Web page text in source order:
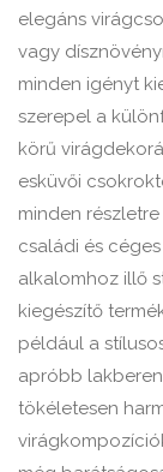
elegáns
vagy
minden igényt
szerepel a
körű
esküvői
minden
családi és
alkalomhoz illő
kiegészítő
például a
apróbb
tökéletesen